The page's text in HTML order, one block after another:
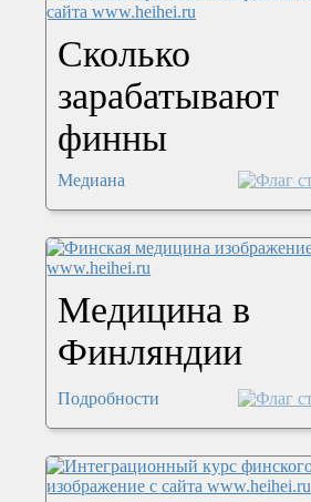
Сколько
зарабатывают
финны
Медиана
Медицина в
Финляндии
Подробности